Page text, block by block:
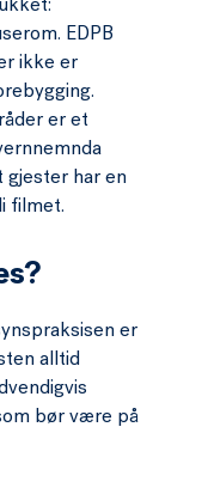
EDPB
ikke er
er et
gjester har en
filmet.
er
alltid
bør være på